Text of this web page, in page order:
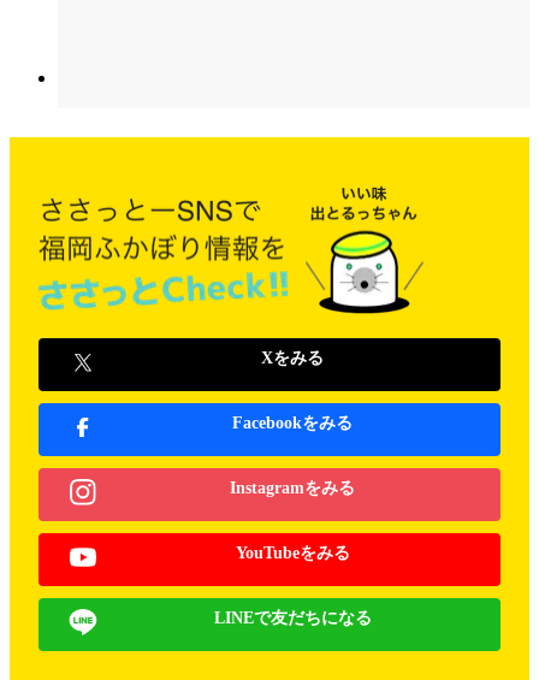
Xをみる
Facebookをみる
Instagramをみる
YouTubeをみる
LINEで友だちになる